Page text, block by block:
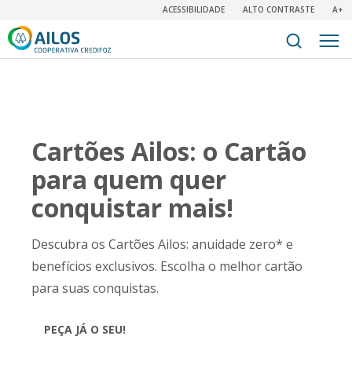
ACESSIBILIDADE ALTO CONTRASTE A+
Cartões Ailos: o Cartão
para quem quer
conquistar mais!
Descubra os Cartões Ailos: anuidade zero* e
benefícios exclusivos. Escolha o melhor cartão
para suas conquistas.
PEÇA JÁ O SEU!